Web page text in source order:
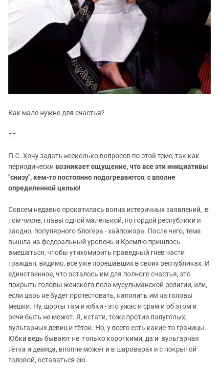
Как мало нужно для счастья?
==
П.С. Хочу задать несколько вопросов по этой теме, так как
периодически возникает ощущение, что все эти инициативы
"снизу", кем-то постоянно подогреваются, с вполне
определенной целью!
Совсем недавно прокатилась волна истеричных заявлений, в
том числе, главы одной маленькой, но гордой республики и
заодно, популярного блогера - хайпожора. После чего, тема
вышла на федеральный уровень и Кремлю пришлось
вмешаться, чтобы утихомирить праведный гнев части
граждан, видимо, все уже порешавших в своих республиках. И
единственное, что осталось им для полного счастья, это
покрыть головы женского пола мусульманской религии, или,
если царь не будет протестовать, напялить им на головы
мешки. Ну, шорты там и юбки - это ужас и срам и об этом и
речи быть не может. Я, кстати, тоже против полуголых,
вульгарных девиц и тёток. Но, у всего есть какие-то границы.
Юбки ведь бывают не только короткими, да и вульгарная
тётка и девица, вполне может и в шароварах и с покрытой
головой, оставаться ею.